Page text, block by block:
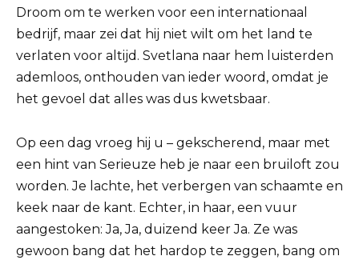
Droom om te werken voor een internationaal
bedrijf, maar zei dat hij niet wilt om het land te
verlaten voor altijd. Svetlana naar hem luisterden
ademloos, onthouden van ieder woord, omdat je
het gevoel dat alles was dus kwetsbaar.
Op een dag vroeg hij u – gekscherend, maar met
een hint van Serieuze heb je naar een bruiloft zou
worden. Je lachte, het verbergen van schaamte en
keek naar de kant. Echter, in haar, een vuur
aangestoken: Ja, Ja, duizend keer Ja. Ze was
gewoon bang dat het hardop te zeggen, bang om